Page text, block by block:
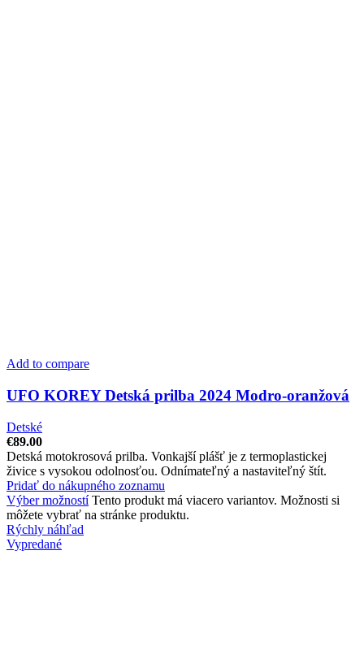
Add to compare
UFO KOREY Detská prilba 2024 Modro-oranžová
Detské
€89.00
Detská motokrosová prilba. Vonkajší plášť je z termoplastickej
živice s vysokou odolnosťou. Odnímateľný a nastaviteľný štít.
Pridať do nákupného zoznamu
Výber možností Tento produkt má viacero variantov. Možnosti si
môžete vybrať na stránke produktu.
Rýchly náhľad
Vypredané